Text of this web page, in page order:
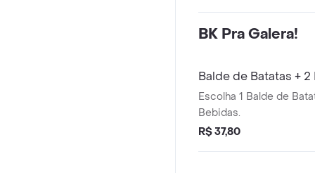
BK Pra Galera!
Balde de Batatas + 2
Escolha 1 Balde de
Bebidas.
R$ 37,80